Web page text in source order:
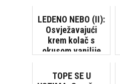
LEDENO NEBO (II):
Osvježavajući
krem kolač s
okusom vanilije
TOPE SE U